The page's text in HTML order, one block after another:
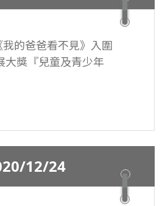
的爸爸看不見》入圍
大獎『兒童及青少年
12/24